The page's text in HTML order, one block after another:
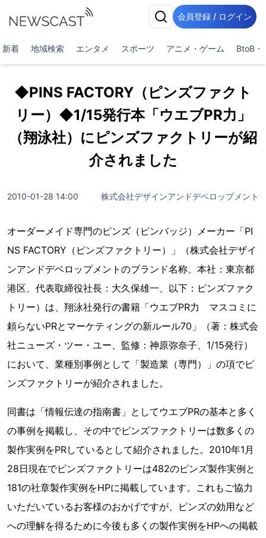
会員登録 / ログイン
新着 地域検索 エンタメ スポーツ アニメ・ゲーム BtoB・
◆PINS FACTORY（ピンズファクト
リー）◆1/15発行本「ウエブPR力」
（翔泳社）にピンズファクトリーが紹
介されました
2010-01-28 14:00 株式会社デザインアンドデベロップメント
オーダーメイド専門のピンズ（ピンバッジ）メーカー「PI
NS FACTORY（ピンズファクトリー）」（株式会社デザイ
ンアンドデベロップメントのブランド名称、本社：東京都
港区、代表取締役社長：大久保雄一、以下：ピンズファク
トリー）は、翔泳社発行の書籍「ウエブPR力 マスコミに
頼らないPRとマーケティングの新ルール70」（著：株式会
社ニューズ・ツー・ユー、監修：神原弥奈子、1/15発行）
において、業種別事例として「製造業（専門）」の項でピ
ンズファクトリーが紹介されました。
同書は「情報伝達の指南書」としてウエブPRの基本と多く
の事例を掲載し、その中でピンズファクトリーは数多くの
製作実例をPRしているとして紹介されました。2010年1月
28日現在でピンズファクトリーは482のピンズ製作実例と
181の社章製作実例をHPに掲載しています。これもご協力
いただいているお客様のおかげですが、ピンズの効用など
への理解を得るために今後も多くの製作実例をHPへの掲載